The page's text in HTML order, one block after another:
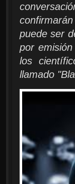
puede ser
por
los
llamado